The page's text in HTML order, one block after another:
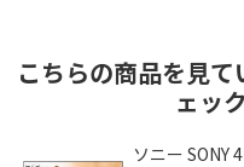
こちらの商品を見
ェッ
ソニー SONY